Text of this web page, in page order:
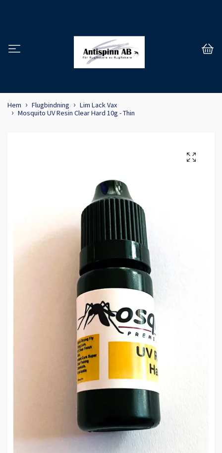
Hem Flugbindning
Lim Lack Vax
Mosquito UV Resin Clear Hard 10g - Thin